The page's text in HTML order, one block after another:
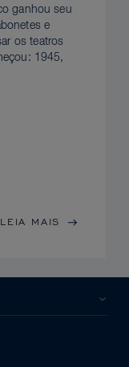
ganhou seu
e
os teatros
1945,
LEIA MAIS